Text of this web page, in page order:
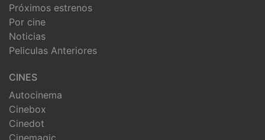
Próximos estrenos
Por cine
Noticias
Peliculas Anteriores
CINES
Autocinema
Cinebox
Cinedot
Cinemagic